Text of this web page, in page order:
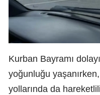
Kurban Bayramı
yoğunluğu
yollarında da